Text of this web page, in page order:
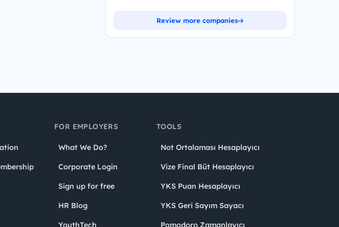
Review more companies
FOR EMPLOYERS
What We Do?
Corporate Login
Sign up for free
HR Blog
YouthTech
TOOLS
Not Ortalaması Hesaplayıcı
Vize Final Büt Hesaplayıcı
YKS Puan Hesaplayıcı
YKS Geri Sayım Sayacı
Pomodoro Zamanlayıcı